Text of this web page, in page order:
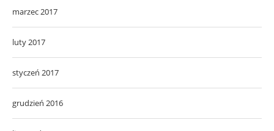
marzec 2017
luty 2017
styczeń 2017
grudzień 2016